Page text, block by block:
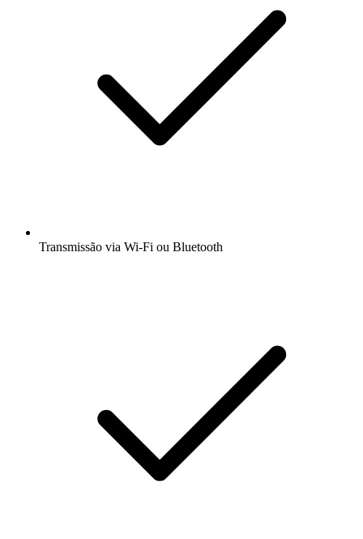
Transmissão via Wi-Fi ou Bluetooth